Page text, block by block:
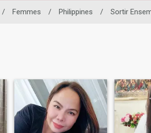
/ Femmes / Philippines / Sortir